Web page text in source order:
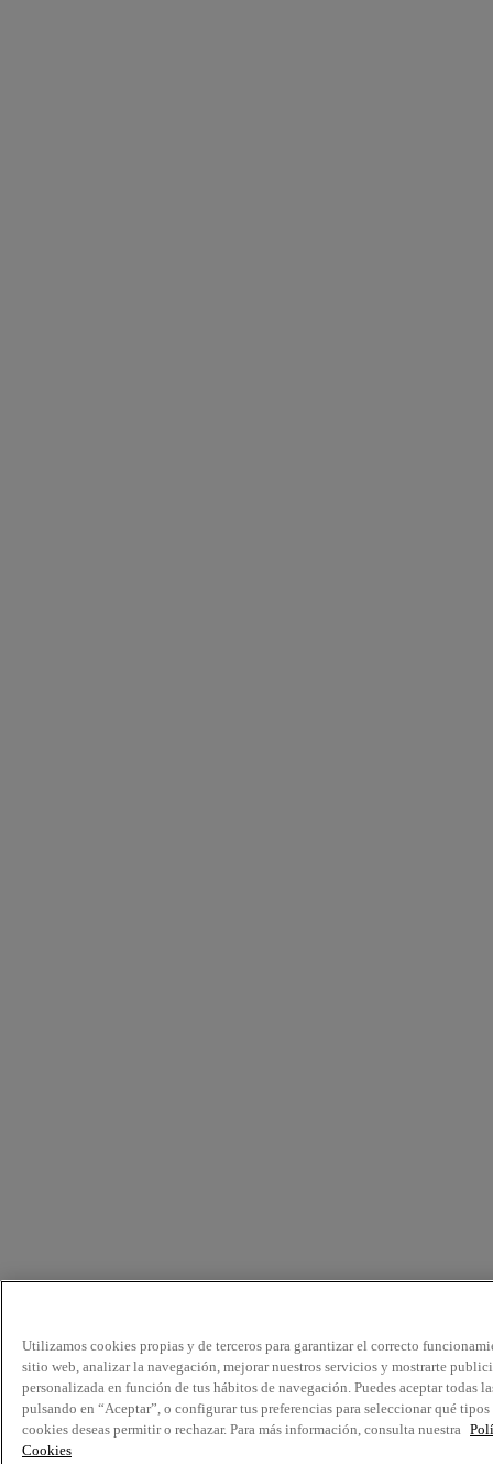
Utilizamos cookies propias y de terceros para garantizar el correcto
sitio web, analizar la navegación, mejorar nuestros servicios y mostrarte
personalizada en función de tus hábitos de navegación. Puedes aceptar todas
pulsando en “Aceptar”, o configurar tus preferencias para seleccionar qué tipos
cookies deseas permitir o rechazar. Para más información, consulta nuestra
Cookies